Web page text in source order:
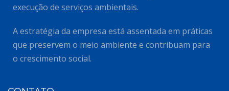
execução de serviços ambientais.
A estratégia da empresa está assentada em práticas
que preservem o meio ambiente e contribuam para
o crescimento social.